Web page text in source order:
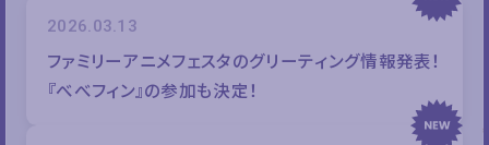
2026.03.13
ファミリーアニメフェスタのグリーティング情報発表！
『べべフィン』の参加も決定！